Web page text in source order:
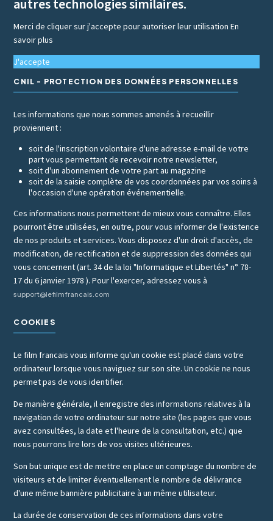
autres technologies similaires.
Merci de cliquer sur j'accepte pour autoriser leur utilisationEn
savoir plus
J'accepte
CNIL - PROTECTION DES DONNÉES PERSONNELLES
Les informations que nous sommes amenés à recueillir
proviennent :
soit de l'inscription volontaire d'une adresse e-mail de votre
part vous permettant de recevoir notre newsletter,
soit d'un abonnement de votre part au magazine
soit de la saisie complète de vos coordonnées par vos soins à
l'occasion d'une opération événementielle.
Ces informations nous permettent de mieux vous connaître. Elles
pourront être utilisées, en outre, pour vous informer de l'existence
de nos produits et services. Vous disposez d'un droit d'accès, de
modification, de rectification et de suppression des données qui
vous concernent (art. 34 de la loi "Informatique et Libertés" n° 78-
17 du 6 janvier 1978 ). Pour l'exercer, adressez vous à
support@lefilmfrancais.com
COOKIES
Le film francais vous informe qu'un cookie est placé dans votre
ordinateur lorsque vous naviguez sur son site. Un cookie ne nous
permet pas de vous identifier.
De manière générale, il enregistre des informations relatives à la
navigation de votre ordinateur sur notre site (les pages que vous
avez consultées, la date et l'heure de la consultation, etc.) que
nous pourrons lire lors de vos visites ultérieures.
Son but unique est de mettre en place un comptage du nombre de
visiteurs et de limiter éventuellement le nombre de délivrance
d'une même bannière publicitaire à un même utilisateur.
La durée de conservation de ces informations dans votre